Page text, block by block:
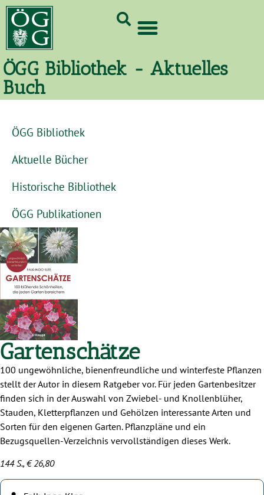
ÖGG Bibliothek - Aktuelles
Buch
ÖGG Bibliothek
Aktuelle Bücher
Historische Bibliothek
ÖGG Publikationen
Gartenschätze
100 ungewöhnliche, bienenfreundliche und winterfeste Pflanzen
stellt der Autor in diesem Ratgeber vor. Für jeden Gartenbesitzer
finden sich in der Auswahl von Zwiebel- und Knollenblüher,
Stauden, Kletterpflanzen und Gehölzen interessante Arten und
Sorten für den eigenen Garten. Pflanzpläne und ein
Bezugsquellen-Verzeichnis vervollständigen dieses Werk.
144 S., € 26,80